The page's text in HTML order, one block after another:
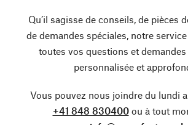
Qu’il sagisse de conseils, de pièces
de demandes spéciales, notre
toutes vos questions et
personnalisée et
Vous pouvez nous joindre du lundi
+41 848 830400ou à tout